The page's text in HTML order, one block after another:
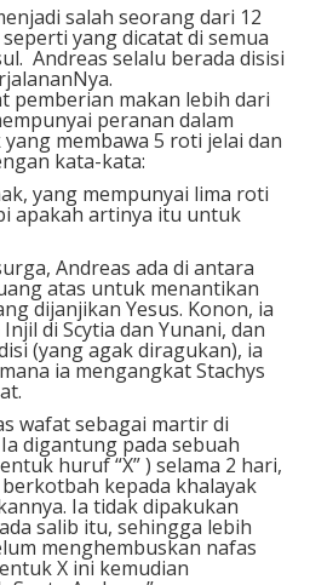
salah seorang dari 12
yang dicatat di semua
Andreas selalu berada disisi
pemberian makan lebih dari
peranan dalam
membawa 5 roti jelai dan
kata-kata:
yang mempunyai lima roti
apakah artinya itu untuk
Andreas ada di antara
atas untuk menantikan
dijanjikan Yesus. Konon, ia
di Scytia dan Yunani, dan
(yang agak diragukan), ia
ia mengangkat Stachys
wafat sebagai martir di
digantung pada sebuah
huruf “X” ) selama 2 hari,
kepada khalayak
Ia tidak dipakukan
salib itu, sehingga lebih
menghembuskan nafas
X ini kemudian